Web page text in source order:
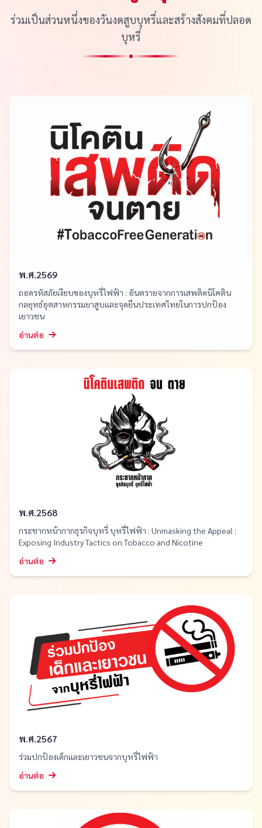
ร่วมเป็นส่วนหนึ่งของวันงดสูบบุหรี่และสร้างสังคมที่ปลอด
บุหรี่
พ.ศ.2569
ถอดรหัสภัยเงียบของบุหรี่ไฟฟ้า : อันตรายจากการเสพติดนิโคติน
กลยุทธ์อุตสาหกรรมยาสูบและจุดยืนประเทศไทยในการปกป้อง
เยาวชน
อ่านต่อ
พ.ศ.2568
กระชากหน้ากากธุรกิจบุหรี่ บุหรี่ไฟฟ้า : Unmasking the Appeal :
Exposing Industry Tactics on Tobacco and Nicotine
อ่านต่อ
พ.ศ.2567
ร่วมปกป้องเด็กและเยาวชนจากบุหรี่ไฟฟ้า
อ่านต่อ